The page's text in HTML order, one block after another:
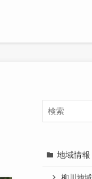
地域情報